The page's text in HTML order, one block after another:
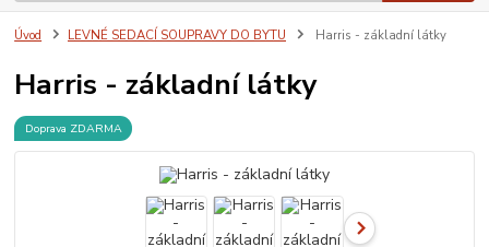
Úvod LEVNÉ SEDACÍ SOUPRAVY DO BYTU Harris - základní látky
Harris - základní látky
Doprava ZDARMA